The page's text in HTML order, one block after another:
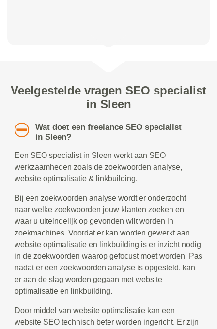
Veelgestelde vragen SEO specialist
in Sleen
Wat doet een freelance SEO specialist
in Sleen?
Een SEO specialist in Sleen werkt aan SEO
werkzaamheden zoals de zoekwoorden analyse,
website optimalisatie & linkbuilding.
Bij een zoekwoorden analyse wordt er onderzocht
naar welke zoekwoorden jouw klanten zoeken en
waar u uiteindelijk op gevonden wilt worden in
zoekmachines. Voordat er kan worden gewerkt aan
website optimalisatie en linkbuilding is er inzicht nodig
in de zoekwoorden waarop gefocust moet worden. Pas
nadat er een zoekwoorden analyse is opgesteld, kan
er aan de slag worden gegaan met website
optimalisatie en linkbuilding.
Door middel van website optimalisatie kan een
website SEO technisch beter worden ingericht. Er zijn